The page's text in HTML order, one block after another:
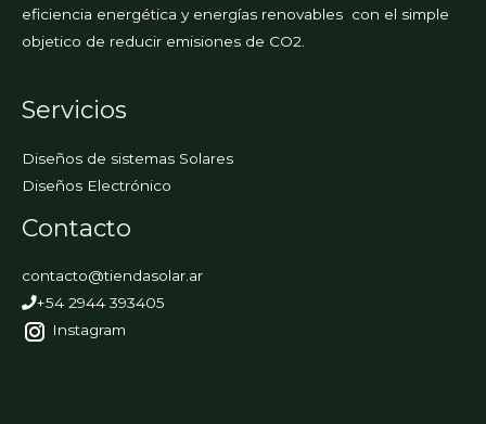
eficiencia energética y energías renovables con el simple
objetico de reducir emisiones de CO2.
Servicios
Diseños de sistemas Solares
Diseños Electrónico
Contacto
contacto@tiendasolar.ar
+54 2944 393405
Instagram